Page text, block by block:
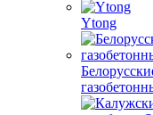
Ytong